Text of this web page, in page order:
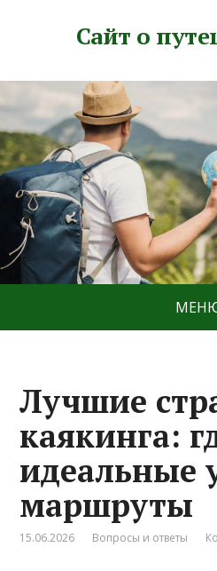
Сайт о
Лучшие
каякинга:
идеальные
маршруты
15.06.2026 Вопросы и ответы